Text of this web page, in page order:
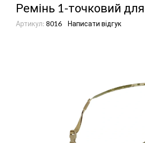
Ремінь 1-точковий
Артикул: 8016 Написати відгук